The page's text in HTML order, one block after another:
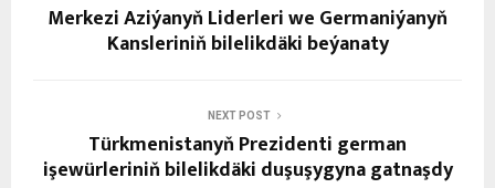
Merkezi Aziýanyň Liderleri we Germaniýanyň
Kansleriniň bilelikdäki beýanaty
NEXT POST
Türkmenistanyň Prezidenti german
işewürleriniň bilelikdäki duşuşygyna gatnaşdy